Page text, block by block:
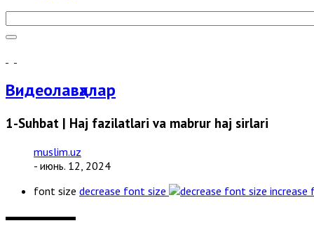
Видеолавҳалар
1-Suhbat | Haj fazilatlari va mabrur haj sirlari
muslim.uz
- июнь. 12, 2024
font size decrease font size increase